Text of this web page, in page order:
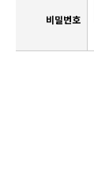
비밀번호